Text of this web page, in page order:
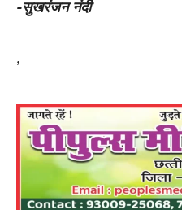
-सुखरंजन नंदी
,